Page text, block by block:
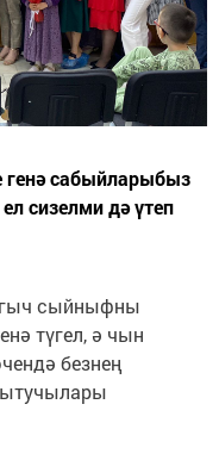
сабыйларыбыз
сизелми дә үтеп
сыйныфны
түгел, ә чын
безнең